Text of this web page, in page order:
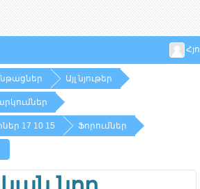
Այլ նյութեր
17 10 15 Ֆորումներ